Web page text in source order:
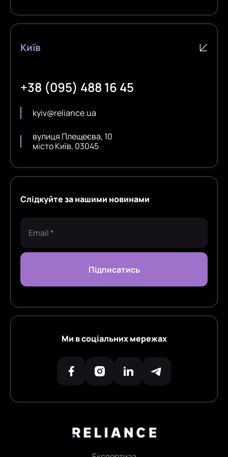
Київ
+38 (095) 488 16 45
kyiv@reliance.ua
вулиця Плещеєва, 10
місто Київ, 03045
Слідкуйте за нашими новинами
Ми в соціальних мережах